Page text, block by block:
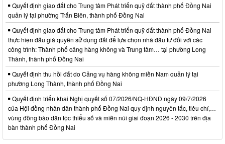
Quyết định giao đất cho Trung tâm Phát triển quỹ đất thành phố Đồng Nai
quản lý tại phường Trấn Biên, thành phố Đồng Nai
Quyết định giao đất cho Trung tâm Phát triển quỹ đất thành phố Đồng Nai
thực hiện đấu giá quyền sử dụng đất để lựa chọn nhà đầu tư đối với các
công trình: Thành phố cảng hàng không và Trung tâm… tại phường Long
Thành, thành phố Đồng Nai
Quyết định thu hồi đất do Cảng vụ hàng không miền Nam quản lý tại
phường Long Thành, thành phố Đồng Nai
Quyết định triển khai Nghị quyết số 07/2026/NQ-HĐND ngày 09/7/2026
của Hội đồng nhân dân thành phố Đồng Nai quy định nguyên tắc, tiêu chí,…
vùng đồng bào dân tộc thiểu số và miền núi giai đoạn 2026 - 2030 trên địa
bàn thành phố Đồng Nai